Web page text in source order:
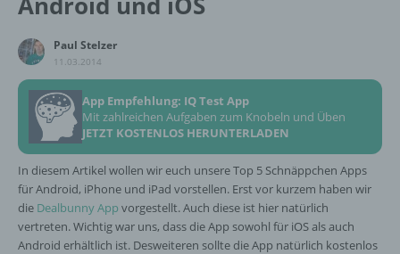
Paul Stelzer
11.03.2014
App Empfehlung: IQ Test App
Mit zahlreichen Aufgaben zum Knobeln und Üben
JETZT KOSTENLOS HERUNTERLADEN
In diesem Artikel wollen wir euch unsere Top 5 Schnäppchen Apps
für Android, iPhone und iPad vorstellen. Erst vor kurzem haben wir
die Dealbunny App vorgestellt. Auch diese ist hier natürlich
vertreten. Wichtig war uns, dass die App sowohl für iOS als auch
Android erhältlich ist. Desweiteren sollte die App natürlich kostenlos